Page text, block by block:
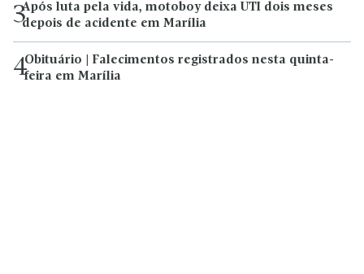
3Após luta pela vida, motoboy deixa UTI dois meses
depois de acidente em Marília
4Obituário | Falecimentos registrados nesta quinta-
feira em Marília